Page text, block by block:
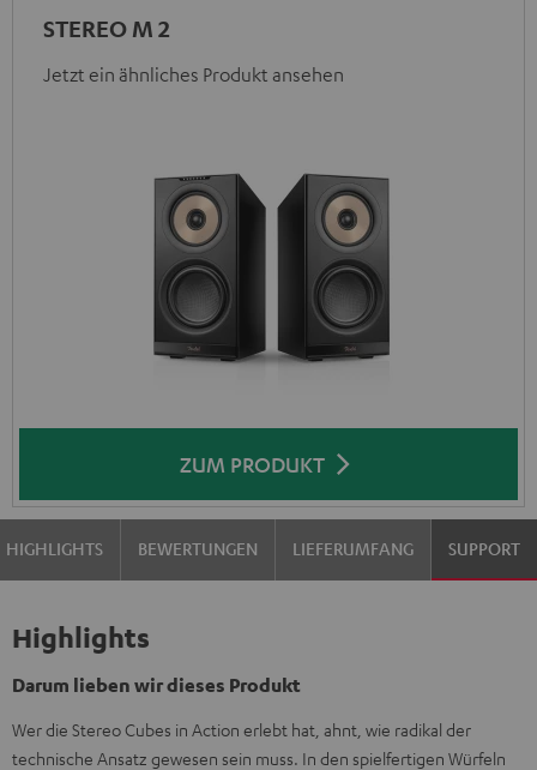
STEREO M 2
Jetzt ein ähnliches Produkt ansehen
ZUM PRODUKT
HIGHLIGHTS BEWERTUNGEN LIEFERUMFANG SUPPORT
Highlights
Darum lieben wir dieses Produkt
Wer die Stereo Cubes in Action erlebt hat, ahnt, wie radikal der
technische Ansatz gewesen sein muss. In den spielfertigen Würfeln